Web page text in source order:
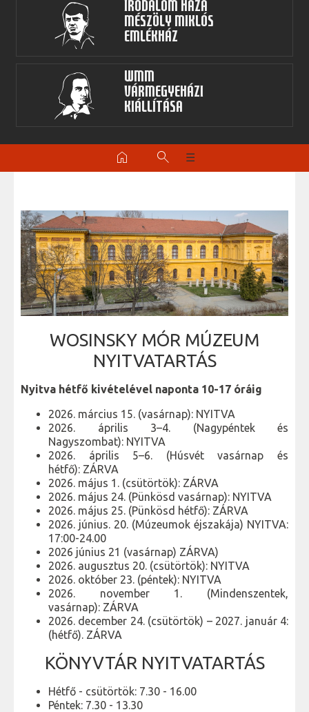
Irodalom Háza
Mészöly Miklós
Emlékház
WMM
Vármegyeházi
kiállítása
home search ☰
WOSINSKY MÓR MÚZEUM
NYITVATARTÁS
Nyitva hétfő kivételével naponta 10-17 óráig
2026. március 15. (vasárnap): NYITVA
2026. április 3–4. (Nagypéntek és
Nagyszombat): NYITVA
2026. április 5–6. (Húsvét vasárnap és
hétfő): ZÁRVA
2026. május 1. (csütörtök): ZÁRVA
2026. május 24. (Pünkösd vasárnap): NYITVA
2026. május 25. (Pünkösd hétfő): ZÁRVA
2026. június. 20. (Múzeumok éjszakája) NYITVA:
17:00-24.00
2026 június 21 (vasárnap) ZÁRVA)
2026. augusztus 20. (csütörtök): NYITVA
2026. október 23. (péntek): NYITVA
2026. november 1. (Mindenszentek,
vasárnap): ZÁRVA
2026. december 24. (csütörtök) – 2027. január 4:
(hétfő). ZÁRVA
KÖNYVTÁR NYITVATARTÁS
Hétfő - csütörtök: 7.30 - 16.00
Péntek: 7.30 - 13.30